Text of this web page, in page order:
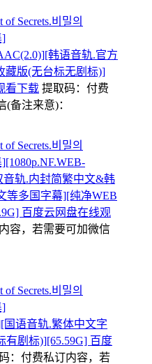
Secrets.비밀의
]
韩语音轨.官方
藏版(无台标无剧标)]
看下载 提取码： 付费
备注来意)：
Secrets.비밀의
音轨.内封简繁中文&韩
等多国字幕][纯净WEB
百度云网盘在线观
容，若需要可加微信
Secrets.비밀의
]
国语音轨.繁体中文字
有剧标)][65.59G] 百度
： 付费私订内容，若